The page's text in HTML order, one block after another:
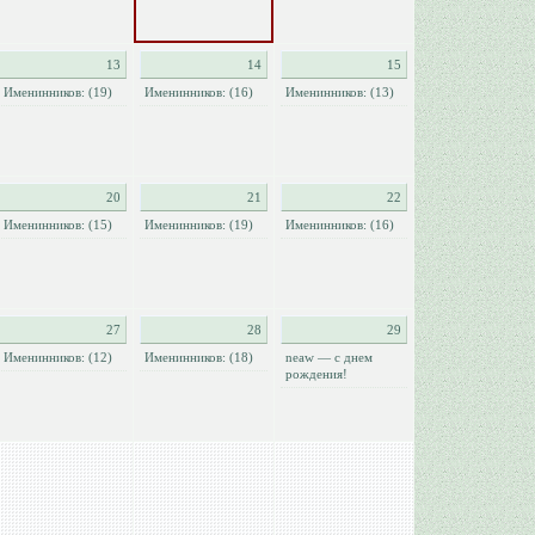
13
Именинников: (19)
14
Именинников: (16)
15
Именинников: (13)
20
Именинников: (15)
21
Именинников: (19)
22
Именинников: (16)
27
Именинников: (12)
28
Именинников: (18)
29
neaw — с днем
рождения!